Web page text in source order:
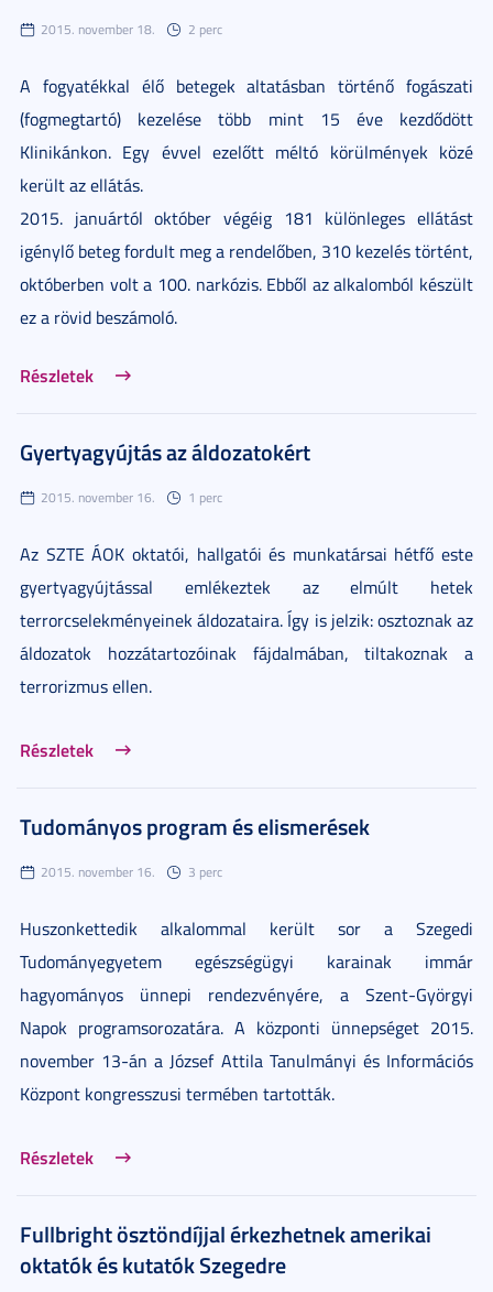
2015. november 18. 2 perc
A fogyatékkal élő betegek altatásban történő fogászati
(fogmegtartó) kezelése több mint 15 éve kezdődött
Klinikánkon. Egy évvel ezelőtt méltó körülmények közé
került az ellátás.
2015. januártól október végéig 181 különleges ellátást
igénylő beteg fordult meg a rendelőben, 310 kezelés történt,
októberben volt a 100. narkózis. Ebből az alkalomból készült
ez a rövid beszámoló.
Részletek
Gyertyagyújtás az áldozatokért
2015. november 16. 1 perc
Az SZTE ÁOK oktatói, hallgatói és munkatársai hétfő este
gyertyagyújtással emlékeztek az elmúlt hetek
terrorcselekményeinek áldozataira. Így is jelzik: osztoznak az
áldozatok hozzátartozóinak fájdalmában, tiltakoznak a
terrorizmus ellen.
Részletek
Tudományos program és elismerések
2015. november 16. 3 perc
Huszonkettedik alkalommal került sor a Szegedi
Tudományegyetem egészségügyi karainak immár
hagyományos ünnepi rendezvényére, a Szent-Györgyi
Napok programsorozatára. A központi ünnepséget 2015.
november 13-án a József Attila Tanulmányi és Információs
Központ kongresszusi termében tartották.
Részletek
Fullbright ösztöndíjjal érkezhetnek amerikai
oktatók és kutatók Szegedre